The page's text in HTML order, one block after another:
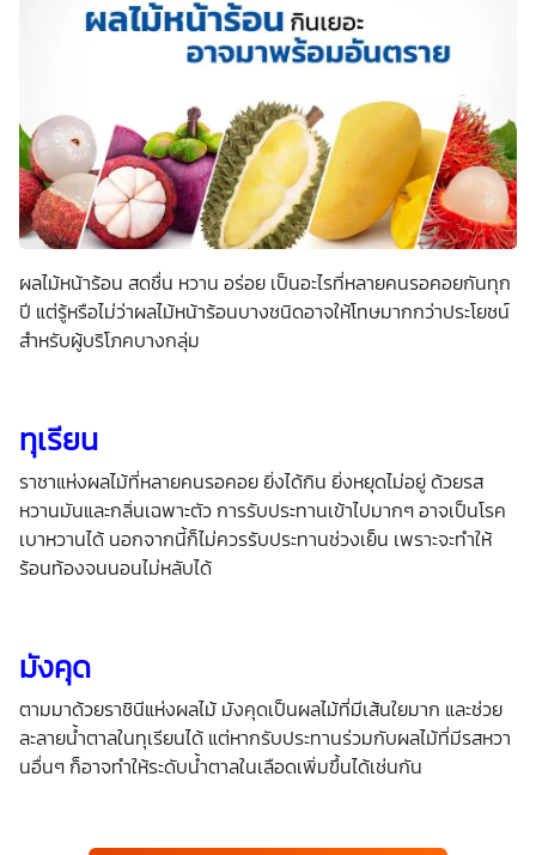
และสิทธิของเจ้าของข้อมูลส่วนบุคคลได้ที่เว็บไซต์
เกี่ยวกับความเป็นส่วนตัวก่อนให้ความยินยอม ทั้งนี้ ก่อนการ
แสดงเจตนา ข้าพเจ้าได้อ่านรายละเอียดจากเอกสารชี้แจงข้อมูล
หรือได้รับคำอธิบายจากหน่วยงานถึงวัตถุประสงค์ในการเก็บ
ส่วนบุคคล”) และมีความเข้าใจดีแล้ว ข้าพเจ้าให้ความยินยอมหรือ
ปฏิเสธไม่ให้ความยินยอมในเอกสารนี้ด้วยความสมัครใจ
ปราศจากการบังคับหรือชักจูง และข้าพเจ้าทราบว่าข้าพเจ้า
สามารถถอนความยินยอมนี้เสียเมื่อใดก็ได้ เว้นแต่ในกรณีมีข้อ
จำกัดสิทธิตามกฎหมายหรือยังมีสัญญาระหว่างข้าพเจ้ากับ
สถาบันที่ให้ประโยชน์แก่ข้าพเจ้าอยู่ กรณีที่ข้าพเจ้าประสงค์จะไม่
ให้ความยินยอม ข้าพเจ้าเข้าใจและยอมรับว่า การไม่ให้ความ
ยินยอมจะมีผลทำให้ข้าพเจ้า (เช่น ข้าพเจ้าอาจได้รับความสะดวก
การใช้งานบางอย่างได้ เป็นต้น) และข้าพเจ้าทราบว่าการถอน
ความยินยอมดังกล่าว ไม่มีผลกระทบต่อการประมวลผลข้อมูล
ส่วนบุคคลที่ได้ดำเนินการเสร็จสิ้นไปแล้วก่อนการถอนความ
ยินยอม โดยข้าพเจ้าให้ถือเอาการกดเลือก “ให้ความยินยอม” ใน
ช่องสนทนา เป็นการแสดงเจตนายินยอมของข้าพเจ้าแทนการ
ผลไม้หน้าร้อน สดชื่น หวาน อร่อย เป็นอะไรที่หลายคนรอคอยกันทุก
ปี แต่รู้หรือไม่ว่าผลไม้หน้าร้อนบางชนิดอาจให้โทษมากกว่าประโยชน์
สำหรับผู้บริโภคบางกลุ่ม
ทุเรียน
ราชาแห่งผลไม้ที่หลายคนรอคอย ยิ่งได้กิน ยิ่งหยุดไม่อยู่ ด้วยรส
หวานมันและกลิ่นเฉพาะตัว การรับประทานเข้าไปมากๆ อาจเป็นโรค
เบาหวานได้ นอกจากนี้ก็ไม่ควรรับประทานช่วงเย็น เพราะจะทำให้
ร้อนท้องจนนอนไม่หลับได้
มังคุด
ตามมาด้วยราชินีแห่งผลไม้ มังคุดเป็นผลไม้ที่มีเส้นใยมาก และช่วย
ละลายน้ำตาลในทุเรียนได้ แต่หากรับประทานร่วมกับผลไม้ที่มีรสหวา
นอื่นๆ ก็อาจทำให้ระดับน้ำตาลในเลือดเพิ่มขึ้นได้เช่นกัน